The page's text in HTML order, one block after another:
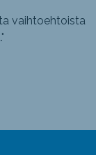
vaihtoehtoista
"